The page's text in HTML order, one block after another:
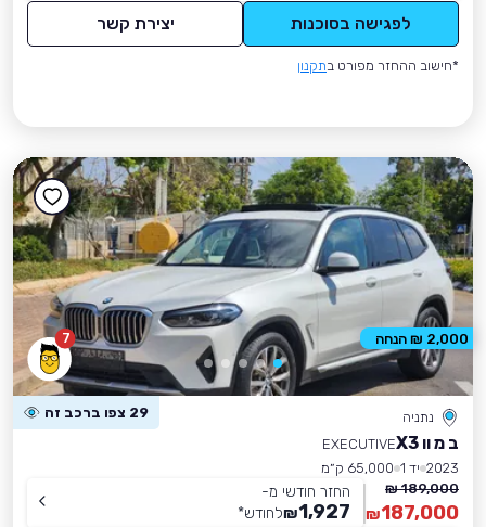
לפגישה בסוכנות יצירת קשר
*חישוב ההחזר מפורט בתקנון
7
נתניה 29 צפו ברכב זה
ב מ וו X3
EXECUTIVE
2023 יד 1
65,000 ק״מ
189,000 ₪
187,000
₪
החזר חודשי מ-
1,927
₪לחודש*
2,000 ₪ הנחה